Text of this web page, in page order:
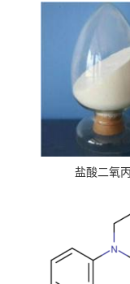
盐酸二氧